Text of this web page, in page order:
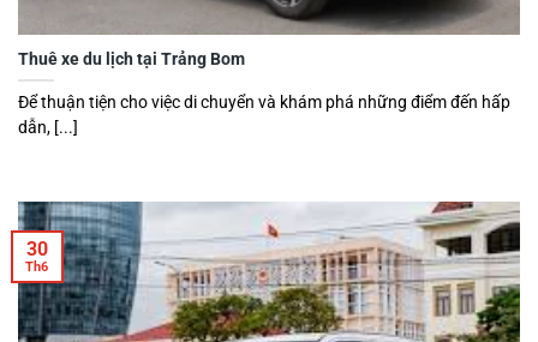
Thuê xe du lịch tại Trảng Bom
Để thuận tiện cho việc di chuyển và khám phá những điểm đến hấp
dẫn, [...]
30
Th6